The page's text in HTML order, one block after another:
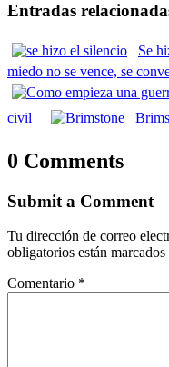
Entradas
Se
miedo no se vence, se
civil
0 Comments
Submit a Comment
Tu dirección de correo
obligatorios están marcados
Comentario *